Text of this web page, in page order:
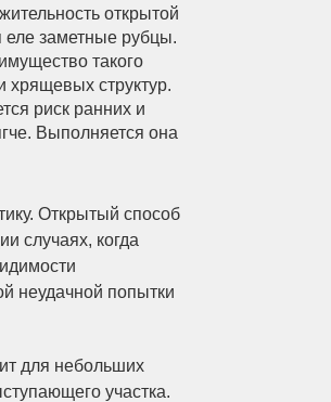
открытой
еле заметные рубцы.
такого
структур.
риск ранних и
Выполняется она
Открытый способ
случаях, когда
неудачной попытки
для небольших
участка.